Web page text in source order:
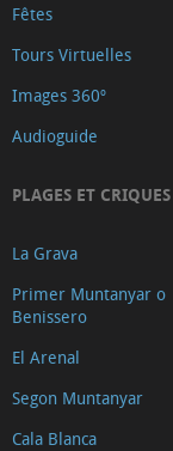
Ca
Lambert
Capilla
de
Anna
d
´Arnauda
(Tour
2025)
Riurau
d
Fêtes
Tours Virtuelles
Images 360º
Audioguide
PLAGES ET CRIQUES
La Grava
Primer Muntanyar o
Benissero
El Arenal
Segon Muntanyar
Cala Blanca